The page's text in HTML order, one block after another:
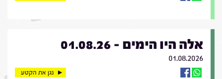
אלה היו הימים - 01.08.26
01.08.2026
נגן את הקטע